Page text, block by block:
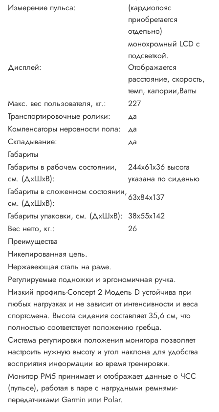
Измерение пульса:
(кардиопояс
приобретается
отдельно)
Дисплей:
монохромный LCD с
подсветкой.
Отображается
расстояние, скорость,
темп, калории,Ватты
Макс. вес пользователя, кг.:
227
Транспортировочные ролики:
да
Компенсаторы неровности пола:
да
Складывание:
да
Габариты
Габариты в рабочем состоянии,
см. (ДхШхВ):
244х61х36 высота
указана по сиденью
Габариты в сложенном состоянии,
см. (ДхШхВ):
63x84x137
Габариты упаковки, см. (ДхШхВ): 38x55x142
Вес нетто, кг.:
26
Преимущества
Никелированная цепь.
Нержавеющая сталь на раме.
Регулируемые подножки и эргономичная ручка.
Низкий профиль-Concept 2 Модель D устойчива при
любых нагрузках и не зависит от интенсивности и веса
спортсмена. Высота сидения составляет 35,6 см, что
полностью соответствует положению гребца.
Система регулировки положения монитора позволяет
настроить нужную высоту и угол наклона для удобства
восприятия информации во время тренировки.
Монитор PM5 принимает и отображает данные о ЧСС
(пульсе), работая в паре с нагрудными ремнями-
передатчиками Garmin или Polar.